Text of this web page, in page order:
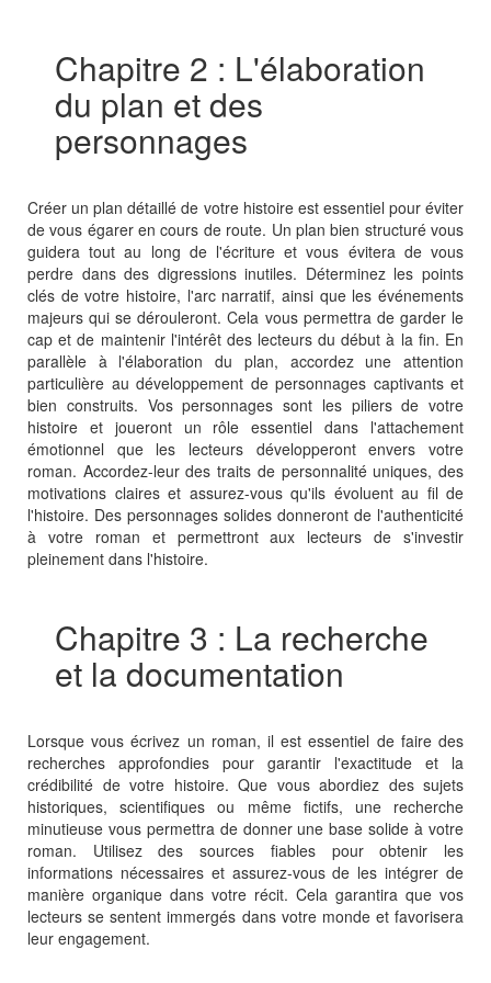
Chapitre 2 : L'élaboration
du plan et des
personnages
Créer un plan détaillé de votre histoire est essentiel pour éviter
de vous égarer en cours de route. Un plan bien structuré vous
guidera tout au long de l'écriture et vous évitera de vous
perdre dans des digressions inutiles. Déterminez les points
clés de votre histoire, l'arc narratif, ainsi que les événements
majeurs qui se dérouleront. Cela vous permettra de garder le
cap et de maintenir l'intérêt des lecteurs du début à la fin. En
parallèle à l'élaboration du plan, accordez une attention
particulière au développement de personnages captivants et
bien construits. Vos personnages sont les piliers de votre
histoire et joueront un rôle essentiel dans l'attachement
émotionnel que les lecteurs développeront envers votre
roman. Accordez-leur des traits de personnalité uniques, des
motivations claires et assurez-vous qu'ils évoluent au fil de
l'histoire. Des personnages solides donneront de l'authenticité
à votre roman et permettront aux lecteurs de s'investir
pleinement dans l'histoire.
Chapitre 3 : La recherche
et la documentation
Lorsque vous écrivez un roman, il est essentiel de faire des
recherches approfondies pour garantir l'exactitude et la
crédibilité de votre histoire. Que vous abordiez des sujets
historiques, scientifiques ou même fictifs, une recherche
minutieuse vous permettra de donner une base solide à votre
roman. Utilisez des sources fiables pour obtenir les
informations nécessaires et assurez-vous de les intégrer de
manière organique dans votre récit. Cela garantira que vos
lecteurs se sentent immergés dans votre monde et favorisera
leur engagement.